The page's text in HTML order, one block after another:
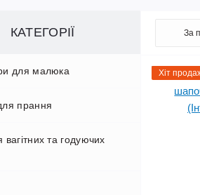
КАТЕГОРІЇ
для малюка
прання
та годуючих
для вагітних та годуючих
Хіт